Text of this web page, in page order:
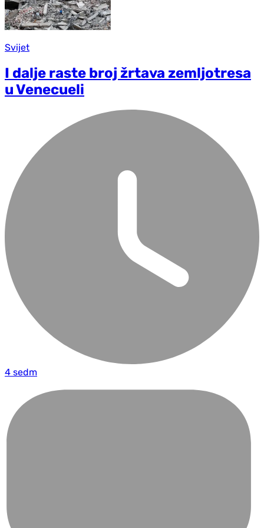
Svijet
I dalje raste broj žrtava zemljotresa
u Venecueli
4 sedm